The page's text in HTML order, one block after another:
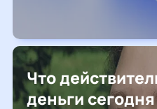
Что
деньги